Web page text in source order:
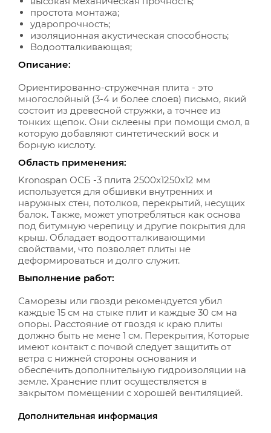
простота монтажа;
ударопрочность;
изоляционная акустическая способность;
Водоотталкивающая;
Описание:
Ориентированно-стружечная плита - это
многослойный (3-4 и более слоев) письмо, який
состоит из древесной стружки, а точнее из
тонких щепок. Они склеены при помощи смол, в
которую добавляют синтетический воск и
борную кислоту.
Область применения:
Kronospan ОСБ -3 плита 2500x1250x12 мм
используется для обшивки внутренних и
наружных стен, потолков, перекрытий, несущих
балок. Также, может употребляться как основа
под битумную черепицу и другие покрытия для
крыш. Обладает водоотталкивающими
свойствами, что позволяет плиты не
деформироваться и долго служит.
Выполнение работ:
Саморезы или гвозди рекомендуется убил
каждые 15 см на стыке плит и каждые 30 см на
опоры. Расстояние от гвоздя к краю плиты
должно быть не мене 1 см. Перекрытия, Которые
имеют контакт с почвой следует защитить от
ветра с нижней стороны основания и
обеспечить дополнительную гидроизоляции на
земле. Хранение плит осуществляется в
закрытом помещении с хорошей вентиляцией.
Дополнительная информация